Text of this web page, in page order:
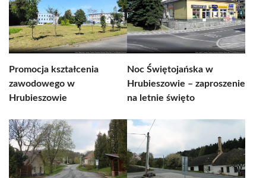
Promocja kształcenia
zawodowego w
Hrubieszowie
Noc Świętojańska w
Hrubieszowie – zaproszenie
na letnie święto